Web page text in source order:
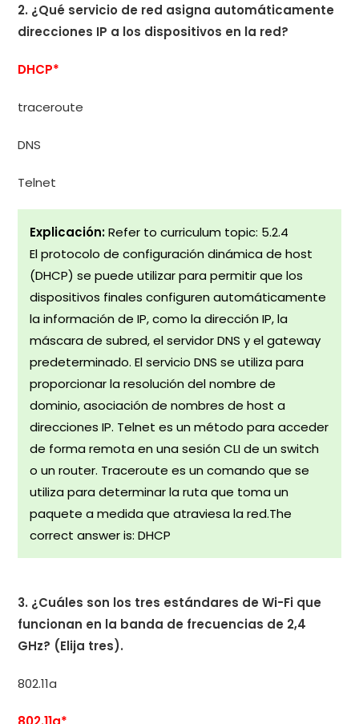
2. ¿Qué servicio de red asigna automáticamente
direcciones IP a los dispositivos en la red?
DHCP*
traceroute
DNS
Telnet
Explicación:Refer to curriculum topic: 5.2.4
El protocolo de configuración dinámica de host
(DHCP) se puede utilizar para permitir que los
dispositivos finales configuren automáticamente
la información de IP, como la dirección IP, la
máscara de subred, el servidor DNS y el gateway
predeterminado. El servicio DNS se utiliza para
proporcionar la resolución del nombre de
dominio, asociación de nombres de host a
direcciones IP. Telnet es un método para acceder
de forma remota en una sesión CLI de un switch
o un router. Traceroute es un comando que se
utiliza para determinar la ruta que toma un
paquete a medida que atraviesa la red.The
correct answer is: DHCP
3. ¿Cuáles son los tres estándares de Wi-Fi que
funcionan en la banda de frecuencias de 2,4
GHz? (Elija tres).
802.11a